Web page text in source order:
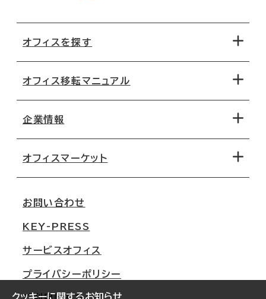
クッキーに関するお知らせ
オフィスを探す
地図から探す
路線・駅から探す
オフィス移転マニュアル
移転コストシミュレーション
移転スケジュール
オフィス移転Q&A
企業情報
オフィスマーケット
大阪
名古屋
札幌
お問い合わせ
KEY-PRESS
サービスオフィス
プライバシーポリシー